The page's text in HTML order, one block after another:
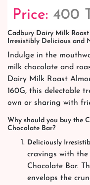
Price: 400
Cadbury Dairy Milk
Irresistibly Delicious and
Indulge in the
milk chocolate and
Dairy Milk Roast
160G, this delectable
own or sharing with
Why should you buy the
Chocolate Bar?
Deliciously
cravings with
Chocolate Bar.
envelops the